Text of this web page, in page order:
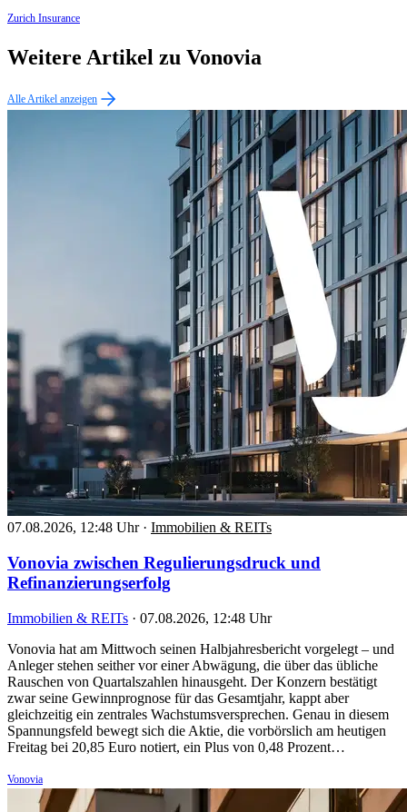
Zurich Insurance
Weitere Artikel zu Vonovia
Alle Artikel anzeigen
07.08.2026, 12:48 Uhr · Immobilien & REITs
Vonovia zwischen Regulierungsdruck und
Refinanzierungserfolg
Immobilien & REITs · 07.08.2026, 12:48 Uhr
Vonovia hat am Mittwoch seinen Halbjahresbericht vorgelegt – und
Anleger stehen seither vor einer Abwägung, die über das übliche
Rauschen von Quartalszahlen hinausgeht. Der Konzern bestätigt
zwar seine Gewinnprognose für das Gesamtjahr, kappt aber
gleichzeitig ein zentrales Wachstumsversprechen. Genau in diesem
Spannungsfeld bewegt sich die Aktie, die vorbörslich am heutigen
Freitag bei 20,85 Euro notiert, ein Plus von 0,48 Prozent…
Vonovia